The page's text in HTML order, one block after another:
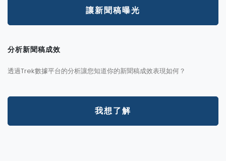
讓新聞稿曝光
分析新聞稿成效
透過Trek數據平台的分析讓您知道你的新聞稿成效表現如何？
我想了解